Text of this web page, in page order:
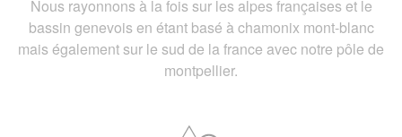
Nous rayonnons à la fois sur les alpes françaises et le
bassin genevois en étant basé à chamonix mont-blanc
mais également sur le sud de la france avec notre pôle de
montpellier.